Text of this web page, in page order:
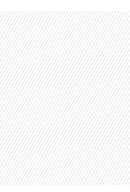
Skip to main content